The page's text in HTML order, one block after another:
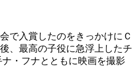
で入賞したのをきっかけにＣ
、最高の子役に急浮上したチ
・フナとともに映画を撮影